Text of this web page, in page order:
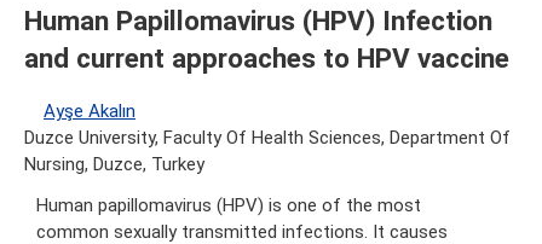
Human Papillomavirus (HPV) Infection
and current approaches to HPV vaccine
Ayşe Akalın
Duzce University, Faculty Of Health Sciences, Department Of
Nursing, Duzce, Turkey
Human papillomavirus (HPV) is one of the most
common sexually transmitted infections. It causes